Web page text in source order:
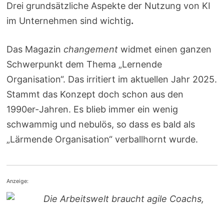
Drei grundsätzliche Aspekte der Nutzung von KI
im Unternehmen sind wichtig.
Das Magazin changement widmet einen ganzen
Schwerpunkt dem Thema „Lernende
Organisation“. Das irritiert im aktuellen Jahr 2025.
Stammt das Konzept doch schon aus den
1990er-Jahren. Es blieb immer ein wenig
schwammig und nebulös, so dass es bald als
„Lärmende Organisation“ verballhornt wurde.
Anzeige:
Die Arbeitswelt braucht agile Coachs,